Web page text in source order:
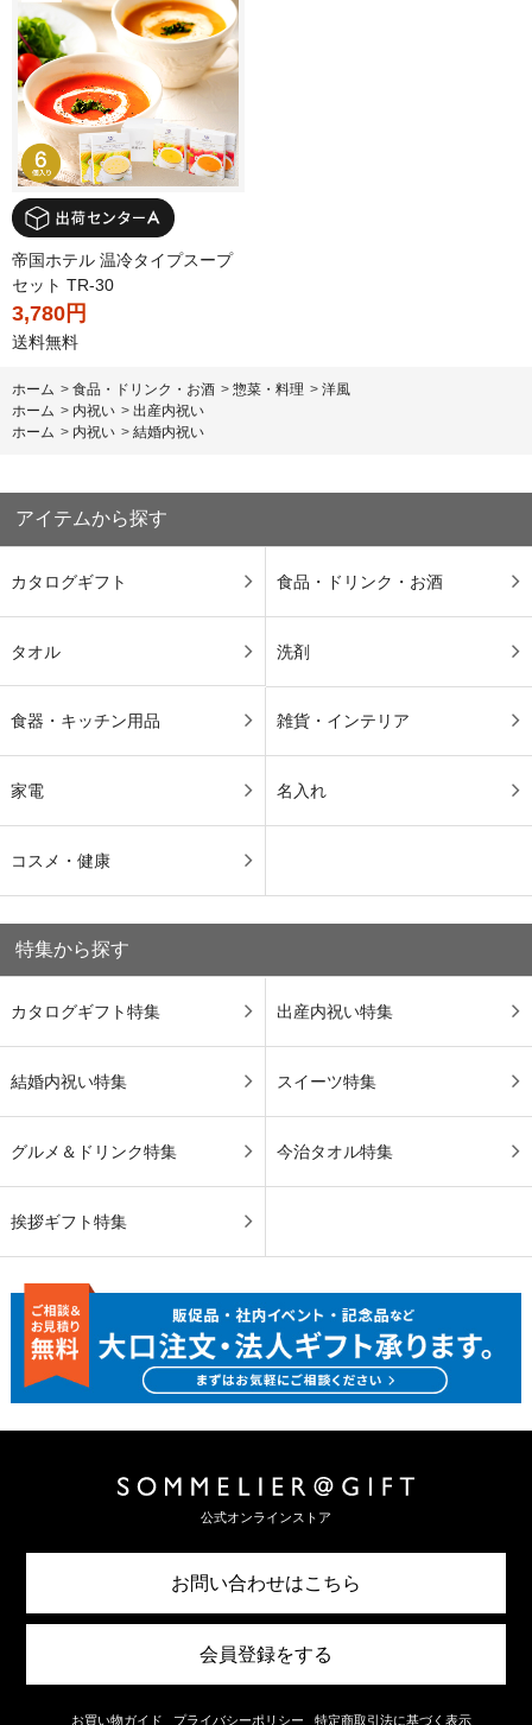
帝国ホテル 温冷タイプスープ
セット TR-30
3,780円
送料無料
ホーム > 食品・ドリンク・お酒 > 惣菜・料理 > 洋風
ホーム > 内祝い > 出産内祝い
ホーム > 内祝い > 結婚内祝い
アイテムから探す
カタログギフト 食品・ドリンク・お酒
タオル 洗剤
食器・キッチン用品 雑貨・インテリア
家電 名入れ
コスメ・健康
特集から探す
カタログギフト特集 出産内祝い特集
結婚内祝い特集 スイーツ特集
グルメ＆ドリンク特集 今治タオル特集
挨拶ギフト特集
公式オンラインストア
お問い合わせはこちら
会員登録をする
お買い物ガイド プライバシーポリシー 特定商取引法に基づく表示